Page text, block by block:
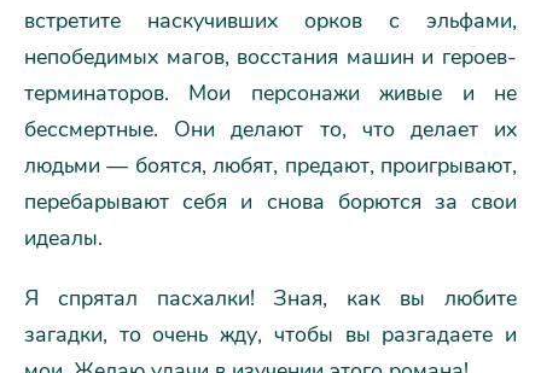
встретите наскучивших орков с эльфами,
непобедимых магов, восстания машин и героев-
терминаторов. Мои персонажи живые и не
бессмертные. Они делают то, что делает их
людьми — боятся, любят, предают, проигрывают,
перебарывают себя и снова борются за свои
идеалы.
Я спрятал пасхалки! Зная, как вы любите
загадки, то очень жду, чтобы вы разгадаете и